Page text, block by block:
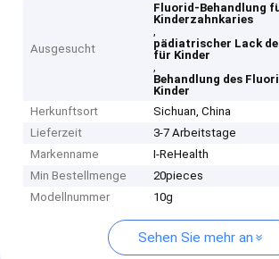
Ausgesucht
Fluorid-Behandlung
Kinderzahnkaries
,
pädiatrischer Lack
für Kinder
,
Behandlung des
Kinder
Herkunftsort
Sichuan, China
Lieferzeit
3-7 Arbeitstage
Markenname
I-ReHealth
Min Bestellmenge
20pieces
Modellnummer
10g
Sehen Sie mehr an